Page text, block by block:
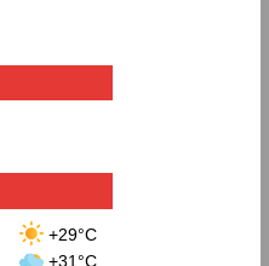
+29°C
+31°C